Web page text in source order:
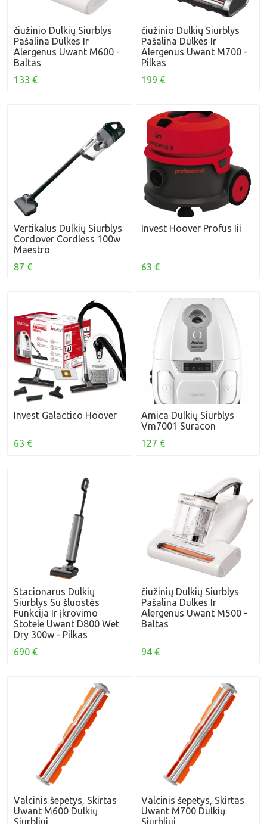
čiužinio Dulkių Siurblys
Pašalina Dulkes Ir
Alergenus Uwant M600 -
Baltas
133 €
čiužinio Dulkių Siurblys
Pašalina Dulkes Ir
Alergenus Uwant M700 -
Pilkas
199 €
Vertikalus Dulkių Siurblys
Cordover Cordless 100w
Maestro
87 €
Invest Hoover Profus Iii
63 €
Invest Galactico Hoover
63 €
Amica Dulkių Siurblys
Vm7001 Suracon
127 €
Stacionarus Dulkių
Siurblys Su šluostės
Funkcija Ir įkrovimo
Stotele Uwant D800 Wet
Dry 300w - Pilkas
690 €
čiužinių Dulkių Siurblys
Pašalina Dulkes Ir
Alergenus Uwant M500 -
Baltas
94 €
Valcinis šepetys, Skirtas
Uwant M600 Dulkių
Siurbliui
Valcinis šepetys, Skirtas
Uwant M700 Dulkių
Siurbliui